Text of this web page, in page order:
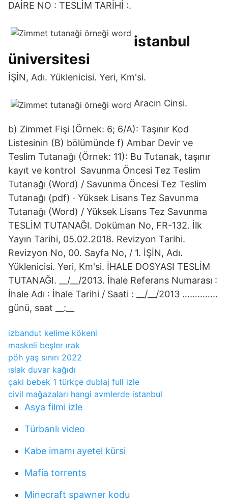
DAİRE NO : TESLİM TARİHİ :.
istanbul
üniversitesi
İŞİN, Adı. Yüklenicisi. Yeri, Km'si.
Aracın Cinsi.
b) Zimmet Fişi (Örnek: 6; 6/A): Taşınır Kod
Listesinin (B) bölümünde f) Ambar Devir ve
Teslim Tutanağı (Örnek: 11): Bu Tutanak, taşınır
kayıt ve kontrol Savunma Öncesi Tez Teslim
Tutanağı (Word) / Savunma Öncesi Tez Teslim
Tutanağı (pdf) · Yüksek Lisans Tez Savunma
Tutanağı (Word) / Yüksek Lisans Tez Savunma
TESLİM TUTANAĞI. Doküman No, FR-132. İlk
Yayın Tarihi, 05.02.2018. Revizyon Tarihi.
Revizyon No, 00. Sayfa No, / 1. İŞİN, Adı.
Yüklenicisi. Yeri, Km'si. İHALE DOSYASI TESLİM
TUTANAĞI. __/__/2013. İhale Referans Numarası :
İhale Adı : İhale Tarihi / Saati : __/__/2013 …………..
günü, saat __:__
izbandut kelime kökeni
maskeli beşler ırak
pöh yaş sınırı 2022
ıslak duvar kağıdı
çaki bebek 1 türkçe dublaj full izle
civil mağazaları hangi avmlerde istanbul
Asya filmi izle
Türbanlı video
Kabe imamı ayetel kürsi
Mafia torrents
Minecraft spawner kodu